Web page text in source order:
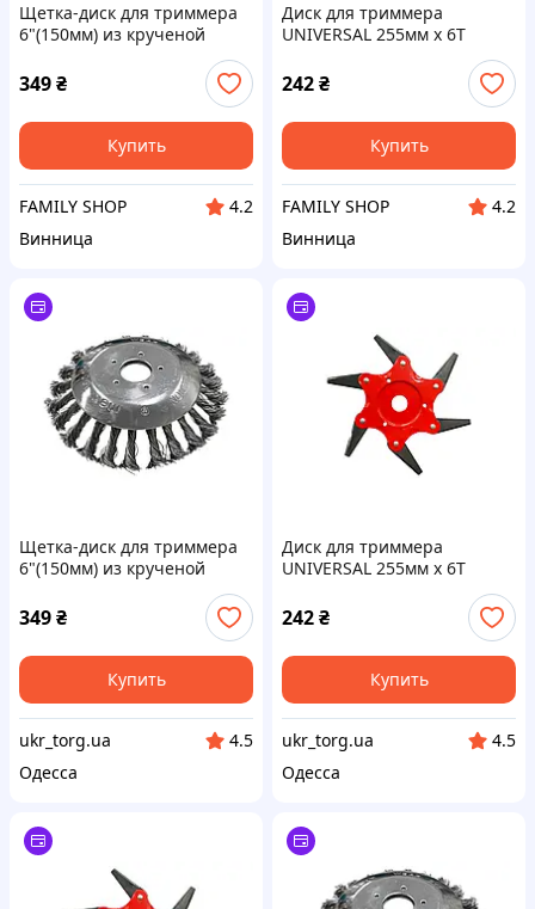
Щетка-диск для триммера
6"(150мм) из крученой
349₴
Купить
FAMILY SHOP
4.2
Винница
Диск для триммера
UNIVERSAL 255мм x 6Т
242₴
Купить
FAMILY SHOP
4.2
Винница
Щетка-диск для триммера
6"(150мм) из крученой
349₴
Купить
ukr_torg.ua
4.5
Одесса
Диск для триммера
UNIVERSAL 255мм x 6Т
242₴
Купить
ukr_torg.ua
4.5
Одесса